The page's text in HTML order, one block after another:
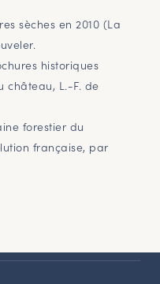
sèches en 2010 (La
historiques
château, L.-F. de
forestier du
française, par